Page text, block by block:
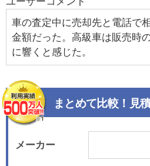
車の査定中に売却先と電話で
金額だった。高級車は販売時
に響くと感じた。
まとめて比較！見
メーカー